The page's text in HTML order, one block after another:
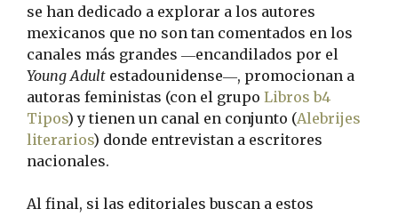
se han dedicado a explorar a los autores
mexicanos que no son tan comentados en los
canales más grandes ―encandilados por el
Young Adult estadounidense―, promocionan a
autoras feministas (con el grupo Libros b4
Tipos) y tienen un canal en conjunto (Alebrijes
literarios) donde entrevistan a escritores
nacionales.
Al final, si las editoriales buscan a estos